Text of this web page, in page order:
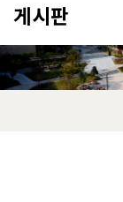
게시판